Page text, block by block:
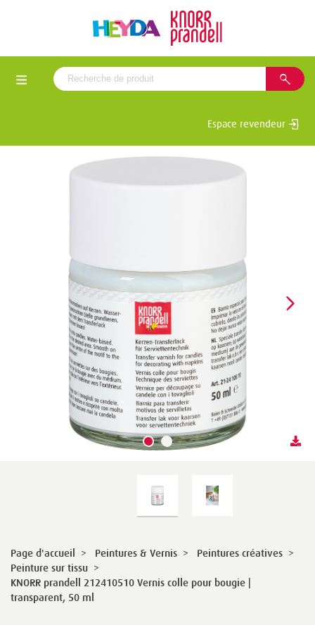
Espace revendeur
Page d'accueil > Peintures & Vernis > Peintures créatives >
Peinture sur tissu >
KNORR prandell 212410510 Vernis colle pour bougie |
transparent, 50 ml